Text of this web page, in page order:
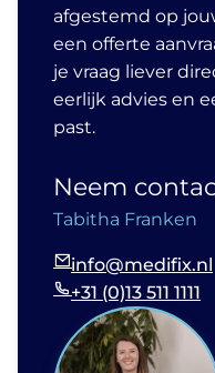
afgestemd op
een offerte
je vraag liever
eerlijk advies en
past.
Neem
Tabitha Franken
info@medifix.nl
+31 (0)13 511 1111